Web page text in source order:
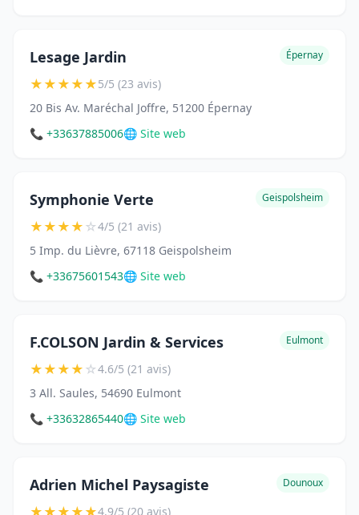
Lesage Jardin Épernay
★★★★★5/5 (23 avis)
20 Bis Av. Maréchal Joffre, 51200 Épernay
📞 +33637885006🌐 Site web
Symphonie Verte Geispolsheim
★★★★☆4/5 (21 avis)
5 Imp. du Lièvre, 67118 Geispolsheim
📞 +33675601543🌐 Site web
F.COLSON Jardin & Services Eulmont
★★★★☆4.6/5 (21 avis)
3 All. Saules, 54690 Eulmont
📞 +33632865440🌐 Site web
Adrien Michel Paysagiste Dounoux
4.9/5 (20 avis)